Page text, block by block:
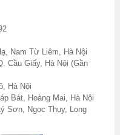
Nam Từ Liêm, Hà Nội
Cầu Giấy, Hà Nội (Gần
Hà Nội
Bát, Hoàng Mai, Hà Nội
Sơn, Ngọc Thụy, Long